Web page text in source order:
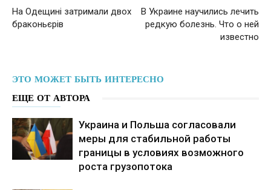
На Одещині затримали двох
браконьєрів
В Украине научились лечить
редкую болезнь. Что о ней
известно
ЭТО МОЖЕТ БЫТЬ ИНТЕРЕСНО
ЕЩЕ ОТ АВТОРА
Украина и Польша согласовали
меры для стабильной работы
границы в условиях возможного
роста грузопотока